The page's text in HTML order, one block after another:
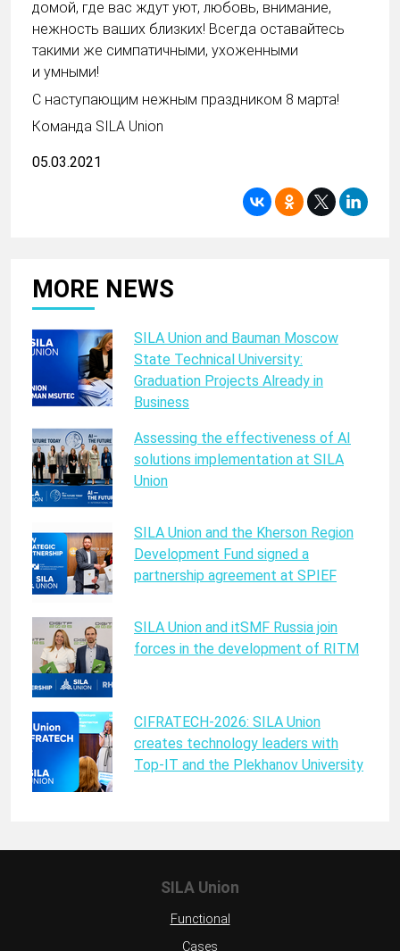
домой, где вас ждут уют, любовь, внимание,
нежность ваших близких! Всегда оставайтесь
такими же симпатичными, ухоженными
и умными!
С наступающим нежным праздником 8 марта!
Команда SILA Union
05.03.2021
MORE NEWS
SILA Union and Bauman Moscow
State Technical University:
Graduation Projects Already in
Business
Assessing the effectiveness of AI
solutions implementation at SILA
Union
SILA Union and the Kherson Region
Development Fund signed a
partnership agreement at SPIEF
SILA Union and itSMF Russia join
forces in the development of RITM
CIFRATECH-2026: SILA Union
creates technology leaders with
Top-IT and the Plekhanov University
SILA Union
Functional
Cases